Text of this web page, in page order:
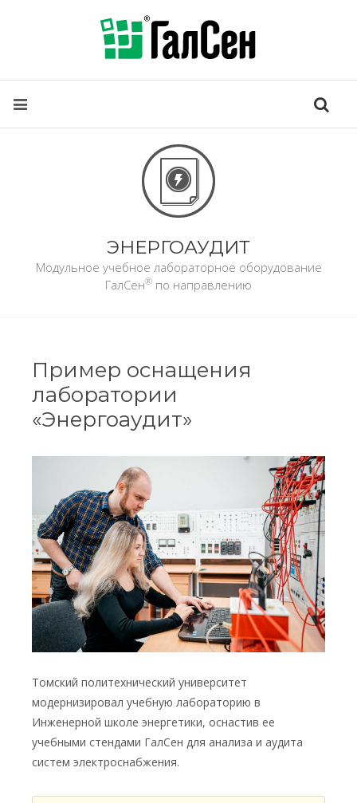
ЭНЕРГОАУДИТ
Модульное учебное лабораторное оборудование
ГалСен® по направлению
Пример оснащения
лаборатории
«Энергоаудит»
Томский политехнический университет
модернизировал учебную лабораторию в
Инженерной школе энергетики, оснастив ее
учебными стендами ГалСен для анализа и аудита
систем электроснабжения.